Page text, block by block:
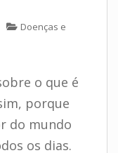
Doenças e
o que é
porque
do mundo
os dias.